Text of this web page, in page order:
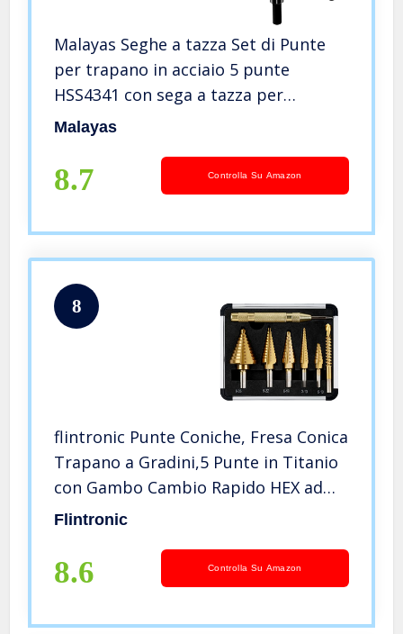
Malayas Seghe a tazza Set di Punte
per trapano in acciaio 5 punte
HSS4341 con sega a tazza per
trapano ad alta velocit da 16-30 mm-
Malayas
8.7 Controlla Su Amazon
8
flintronic Punte Coniche, Fresa Conica
Trapano a Gradini,5 Punte in Titanio
con Gambo Cambio Rapido HEX ad
Alta Velocità e 1 Punzone Centrale
a Avvitatore
Flintronic
8.6 Controlla Su Amazon